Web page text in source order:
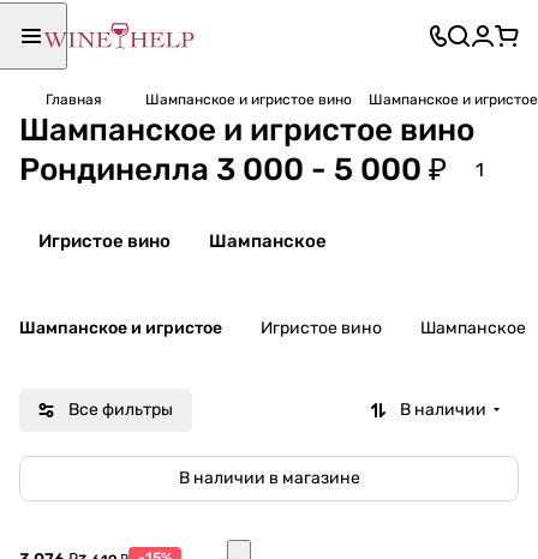
Главная Шампанское и игристое вино Шампанское и
Шампанское и игристое вино
Рондинелла 3 000 - 5 000 ₽
1
Игристое вино Шампанское
Шампанское и игристое Игристое вино Шампанское
Все фильтры В наличии
В наличии в магазине